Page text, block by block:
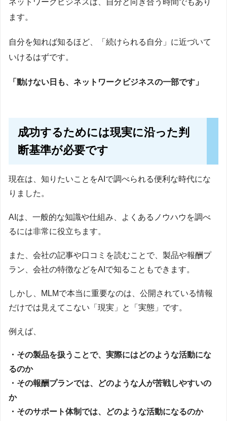
ます。
自分を知れば知るほど、「続けられる自分」に近づいて
いけるはずです。
「動けない日も、ネットワークビジネスの一部です」
成功するためには現実に沿った判
断基準が必要です
現在は、知りたいことをAIで調べられる便利な時代にな
りました。
AIは、一般的な知識や仕組み、よくあるノウハウを調べ
るには非常に役立ちます。
また、会社の記事や口コミを読むことで、製品や報酬プ
ラン、会社の特徴などをAIで知ることもできます。
しかし、MLMで本当に重要なのは、公開されている情報
だけでは見えてこない「現実」と「実態」です。
例えば、
・その製品を扱うことで、実際にはどのような活動にな
るのか
・その報酬プランでは、どのような人が苦戦しやすいの
か
・そのサポート体制では、どのような活動になるのか